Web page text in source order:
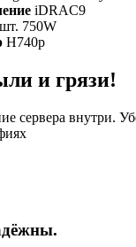
iDRAC9
750W
H740p
и грязи!
сервера внутри.